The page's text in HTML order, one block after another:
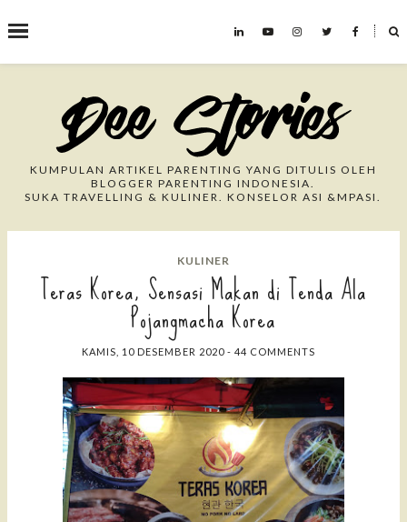
˟
Search This Blog
KUMPULAN ARTIKEL PARENTING YANG DITULIS OLEH
BLOGGER PARENTING INDONESIA.
SUKA TRAVELLING & KULINER. KONSELOR ASI &MPASI.
KULINER
Teras Korea, Sensasi Makan di Tenda Ala
Pojangmacha Korea
KAMIS, 10 DESEMBER 2020 - 44 COMMENTS